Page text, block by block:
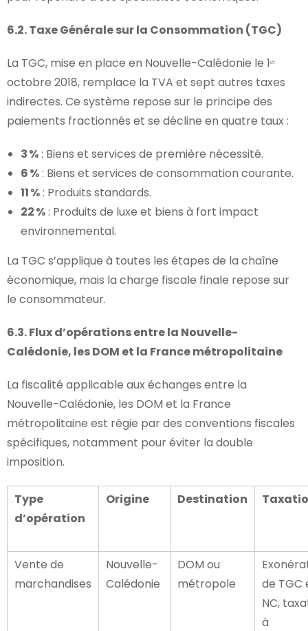
6.2. Taxe Générale sur la Consommation (TGC)
La TGC, mise en place en Nouvelle-Calédonie le 1ᵉʳ
octobre 2018, remplace la TVA et sept autres taxes
indirectes. Ce système repose sur le principe des
paiements fractionnés et se décline en quatre taux :
3 %: Biens et services de première nécessité.
6 %: Biens et services de consommation courante.
11 %: Produits standards.
22 %: Produits de luxe et biens à fort impact
environnemental.
La TGC s’applique à toutes les étapes de la chaîne
économique, mais la charge fiscale finale repose sur
le consommateur.
6.3. Flux d’opérations entre la Nouvelle-
Calédonie, les DOM et la France métropolitaine
La fiscalité applicable aux échanges entre la
Nouvelle-Calédonie, les DOM et la France
métropolitaine est régie par des conventions fiscales
spécifiques, notamment pour éviter la double
imposition.
Type
d’opération
Origine Destination
Vente de
marchandises
Nouvelle-
Calédonie
DOM ou
métropole
de TGC
NC,
à